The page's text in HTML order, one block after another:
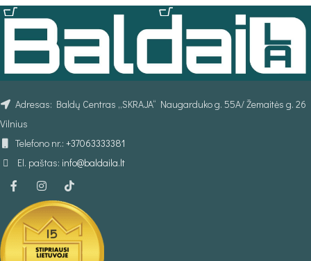
Adresas: Baldų Centras „SKRAJA“ Naugarduko g. 55A/ Žemaitės g. 26
Vilnius
Telefono nr.: +37063333381
El. paštas: info@baldaila.lt